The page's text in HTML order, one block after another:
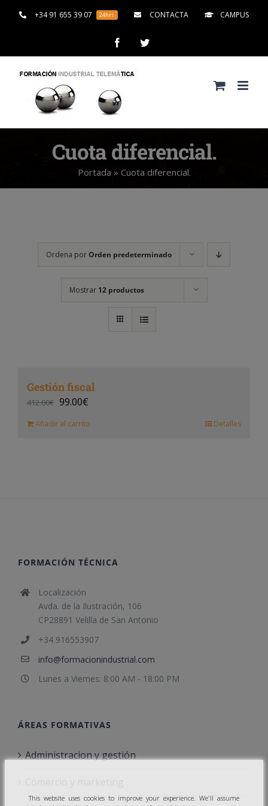
+34 91 655 39 07 24hrs CONTACTA CAMPUS
FacebookTwitter
Cuota diferencial.
Portada » Cuota diferencial.
Ordena porOrden predeterminado
Mostrar 12 productos
Gestión fiscal
412.00€ 99.00€
Añadir al carrito Detalles
FORMACIÓN TÉCNICA
Localización
Avda. de la Ilustración, 106
CP28891 Velilla de San Antonio
+34 916553907
info@formacionindustrial.com
Lunes a Viernes: 8:00 AM - 18:00 PM
ÁREAS FORMATIVAS
Administracion y gestión
This website uses cookies to improve your experience. We'll assume